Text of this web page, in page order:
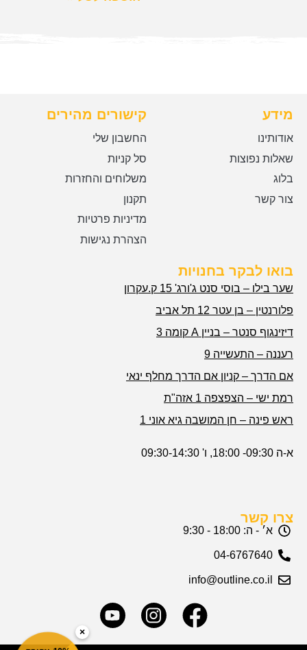
מידע
אודותינו
שאלות נפוצות
בלוג
צור קשר
קישורים מהירים
החשבון שלי
סל קניות
משלוחים והחזרות
תקנון
מדיניות פרטיות
הצהרת נגישות
בואו לבקר בחנויות
שער בילו – בוסי סנט ג'ורג' 15 ק.עקרון
פלורנטין – בן עטר 12 תל אביב
דיזינגוף סנטר – בניין A קומה 3
רעננה – התעשייה 9
אם הדרך – קניון אם הדרך מחלף ינאי
רמת ישי – הצפצפה 1 אזה"ת
ראש פינה – חן המושבה גיא אוני 1
א-ה 09:30- 18:00, ו' 09:30-14:30
צרו קשר
א׳ - ה: 18:00 - 9:30
04-6767640
info@outline.co.il
×